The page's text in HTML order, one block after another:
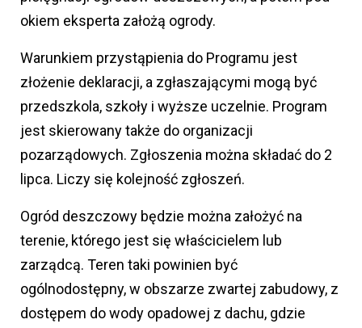
okiem eksperta założą ogrody.
Warunkiem przystąpienia do Programu jest
złożenie deklaracji, a zgłaszającymi mogą być
przedszkola, szkoły i wyższe uczelnie. Program
jest skierowany także do organizacji
pozarządowych. Zgłoszenia można składać do 2
lipca. Liczy się kolejność zgłoszeń.
Ogród deszczowy będzie można założyć na
terenie, którego jest się właścicielem lub
zarządcą. Teren taki powinien być
ogólnodostępny, w obszarze zwartej zabudowy, z
dostępem do wody opadowej z dachu, gdzie